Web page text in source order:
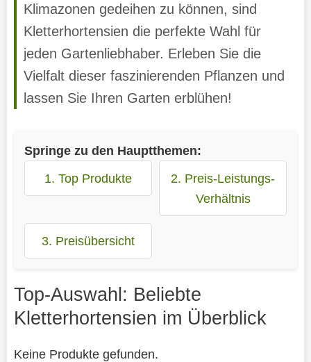
Klimazonen gedeihen zu können, sind
Kletterhortensien die perfekte Wahl für
jeden Gartenliebhaber. Erleben Sie die
Vielfalt dieser faszinierenden Pflanzen und
lassen Sie Ihren Garten erblühen!
Springe zu den Hauptthemen:
1. Top Produkte
2. Preis-Leistungs-
Verhältnis
3. Preisübersicht
Top-Auswahl: Beliebte
Kletterhortensien im Überblick
Keine Produkte gefunden.